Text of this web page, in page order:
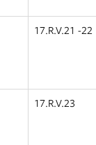
17.R.V.21 -22
17.R.V.23